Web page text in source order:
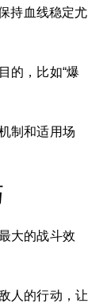
持血线稳定尤
的，比如“爆
制和适用场
大的战斗效
人的行动，让